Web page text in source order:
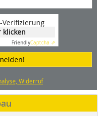
Verifizierung
klicken
FriendlyCaptcha ⇗
Widerruf